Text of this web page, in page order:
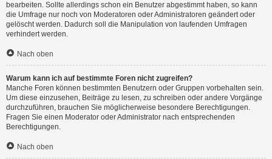
bearbeiten. Sollte allerdings schon ein Benutzer abgestimmt haben, so kann
die Umfrage nur noch von Moderatoren oder Administratoren geändert oder
gelöscht werden. Dadurch soll die Manipulation von laufenden Umfragen
verhindert werden.
Nach oben
Warum kann ich auf bestimmte Foren nicht zugreifen?
Manche Foren können bestimmten Benutzern oder Gruppen vorbehalten sein.
Um diese einzusehen, Beiträge zu lesen, zu schreiben oder andere Vorgänge
durchzuführen, brauchen Sie möglicherweise besondere Berechtigungen.
Fragen Sie einen Moderator oder Administrator nach entsprechenden
Berechtigungen.
Nach oben